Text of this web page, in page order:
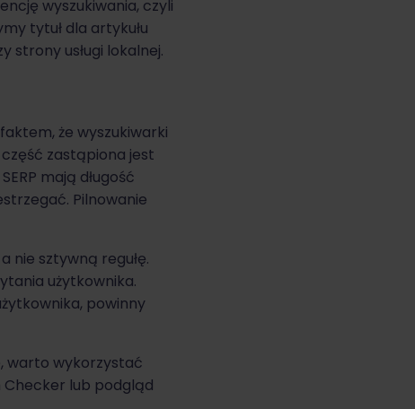
wyszukiwania, czyli
tytuł dla artykułu
strony usługi lokalnej.
że wyszukiwarki
zastąpiona jest
mają długość
Pilnowanie
nie sztywną regułę.
użytkownika.
powinny
warto wykorzystać
Checker lub podgląd